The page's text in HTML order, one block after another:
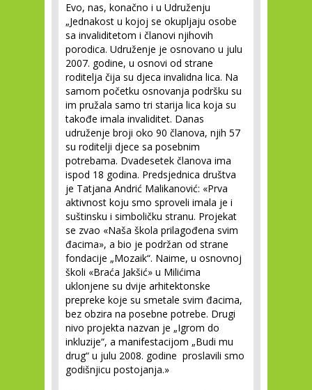
Evo, nas, konačno i u Udruženju
„Jednakost u kojoj se okupljaju osobe
sa invaliditetom i članovi njihovih
porodica. Udruženje je osnovano u julu
2007. godine, u osnovi od strane
roditelja čija su djeca invalidna lica. Na
samom početku osnovanja podršku su
im pružala samo tri starija lica koja su
takođe imala invaliditet. Danas
udruženje broji oko 90 članova, njih 57
su roditelji djece sa posebnim
potrebama. Dvadesetek članova ima
ispod 18 godina. Predsjednica društva
je Tatjana Andrić Malikanović: «Prva
aktivnost koju smo sproveli imala je i
suštinsku i simboličku stranu. Projekat
se zvao «Naša škola prilagođena svim
đacima», a bio je podržan od strane
fondacije „Mozaik“. Naime, u osnovnoj
školi «Braća Jakšić» u Milićima
uklonjene su dvije arhitektonske
prepreke koje su smetale svim đacima,
bez obzira na posebne potrebe. Drugi
nivo projekta nazvan je „Igrom do
inkluzije“, a manifestacijom „Budi mu
drug“ u julu 2008. godine proslavili smo
godišnjicu postojanja.»